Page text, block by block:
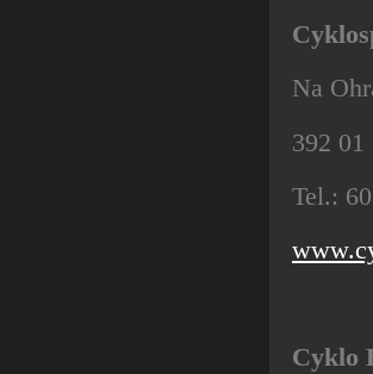
Na
392 01
Tel.:
Cyklo